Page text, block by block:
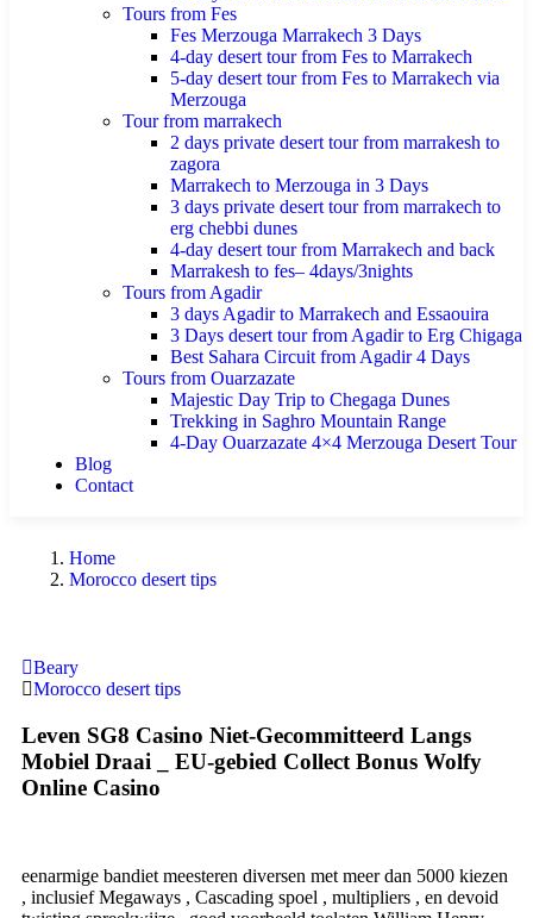
Tours from Fes
Fes Merzouga Marrakech 3 Days
4-day desert tour from Fes to Marrakech
5-day desert tour from Fes to Marrakech via
Merzouga
Tour from marrakech
2 days private desert tour from marrakesh to
zagora
Marrakech to Merzouga in 3 Days
3 days private desert tour from marrakech to
erg chebbi dunes
4-day desert tour from Marrakech and back
Marrakesh to fes– 4days/3nights
Tours from Agadir
3 days Agadir to Marrakech and Essaouira
3 Days desert tour from Agadir to Erg Chigaga
Best Sahara Circuit from Agadir 4 Days
Tours from Ouarzazate
Majestic Day Trip to Chegaga Dunes
Trekking in Saghro Mountain Range
4-Day Ouarzazate 4×4 Merzouga Desert Tour
Blog
Contact
Home
Morocco desert tips
Beary
Morocco desert tips
Leven SG8 Casino Niet-Gecommitteerd Langs
Mobiel Draai _ EU-gebied Collect Bonus Wolfy
Online Casino
eenarmige bandiet meesteren diversen met meer dan 5000 kiezen
, inclusief Megaways , Cascading spoel , multipliers , en devoid